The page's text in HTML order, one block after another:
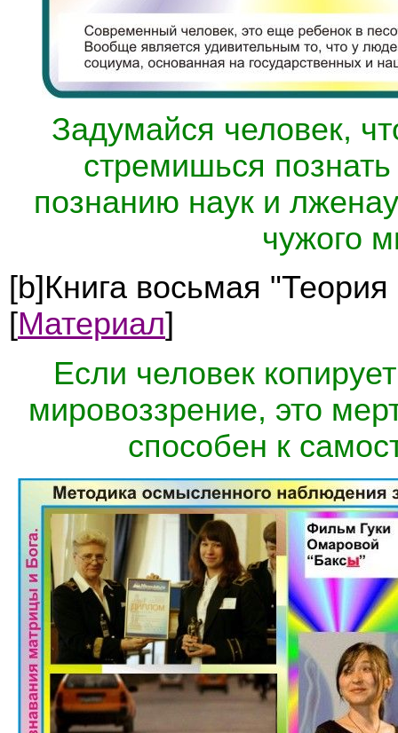
Задумайся человек,
стремишься
познанию наук и
чужого
[b]Книга восьмая
[Материал]
Если человек
мировоззрение, это
способен к